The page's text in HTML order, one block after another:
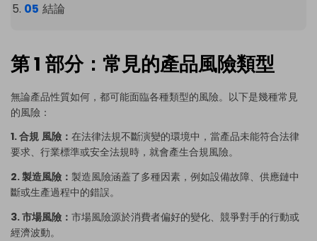
結論
第 1 部分：常見的產品風險類型
無論產品性質如何，都可能面臨各種類型的風險。以下是幾種常見
的風險：
1. 合規 風險： 在法律法規不斷演變的環境中，當產品未能符合法律
要求、行業標準或安全法規時，就會產生合規風險。
2. 製造風險： 製造風險涵蓋了多種因素，例如設備故障、供應鏈中
斷或生產過程中的錯誤。
3. 市場風險： 市場風險源於消費者偏好的變化、競爭對手的行動或
經濟波動。